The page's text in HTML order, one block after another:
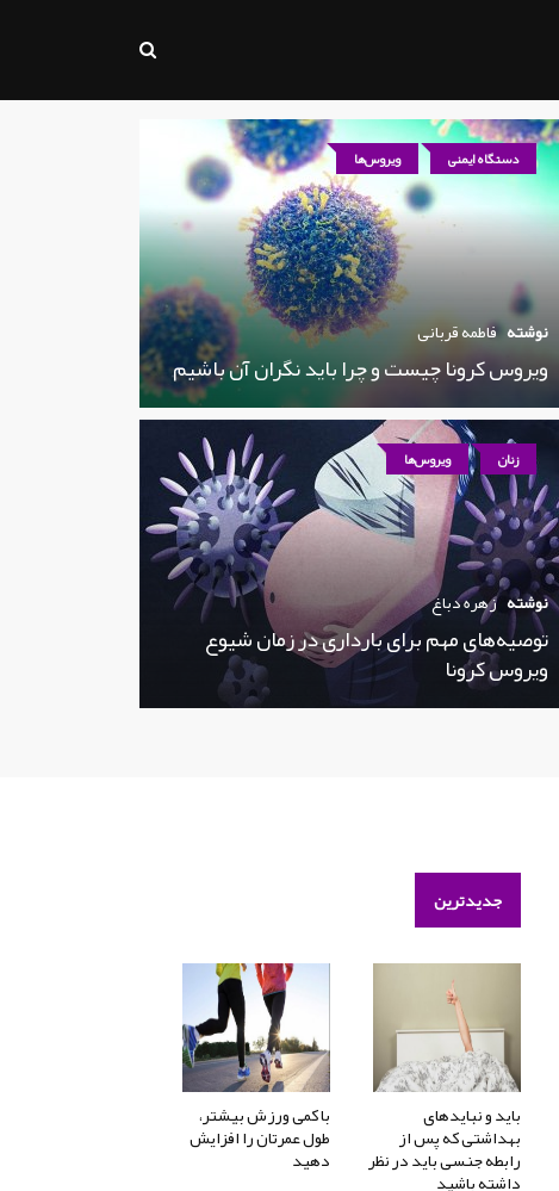
دستگاه ایمنی ویروس‌ها
نوشته فاطمه قربانی
ویروس کرونا چیست و چرا باید نگران آن باشیم
زنان ویروس‌ها
نوشته زهره دباغ
توصیه‌های مهم برای بارداری در زمان شیوع
ویروس کرونا
جدیدترین
باید و نبایدهای
بهداشتی که پس از
رابطه جنسی باید در نظر
داشته باشید
با کمی ورزش بیشتر،
طول عمرتان را افزایش
دهید